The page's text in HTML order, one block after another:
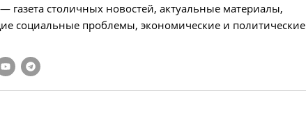
газета столичных новостей, актуальные материалы,
социальные проблемы, экономические и политические